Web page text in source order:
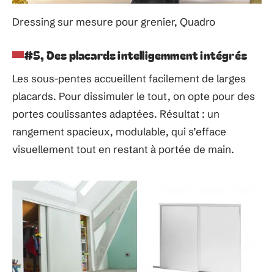
Dressing sur mesure pour grenier, Quadro
#5, Des placards intelligemment intégrés
Les sous-pentes accueillent facilement de larges
placards. Pour dissimuler le tout, on opte pour des
portes coulissantes adaptées. Résultat : un
rangement spacieux, modulable, qui s’efface
visuellement tout en restant à portée de main.